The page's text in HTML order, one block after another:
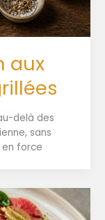
aux
delà des
sans
force